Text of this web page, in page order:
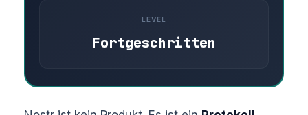
LEVEL
Fortgeschritten